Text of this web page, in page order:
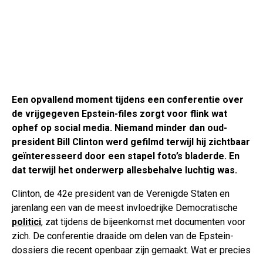
Een opvallend moment tijdens een conferentie over
de vrijgegeven Epstein-files zorgt voor flink wat
ophef op social media. Niemand minder dan oud-
president Bill Clinton werd gefilmd terwijl hij zichtbaar
geïnteresseerd door een stapel foto’s bladerde. En
dat terwijl het onderwerp allesbehalve luchtig was.
Clinton, de 42e president van de Verenigde Staten en
jarenlang een van de meest invloedrijke Democratische
politici, zat tijdens de bijeenkomst met documenten voor
zich. De conferentie draaide om delen van de Epstein-
dossiers die recent openbaar zijn gemaakt. Wat er precies